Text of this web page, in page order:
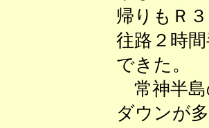
帰りもＲ
往路２時
できた。
常神半島
ダウンが